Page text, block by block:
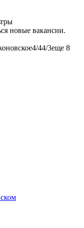
новые вакансии.
4/44/3еще 8